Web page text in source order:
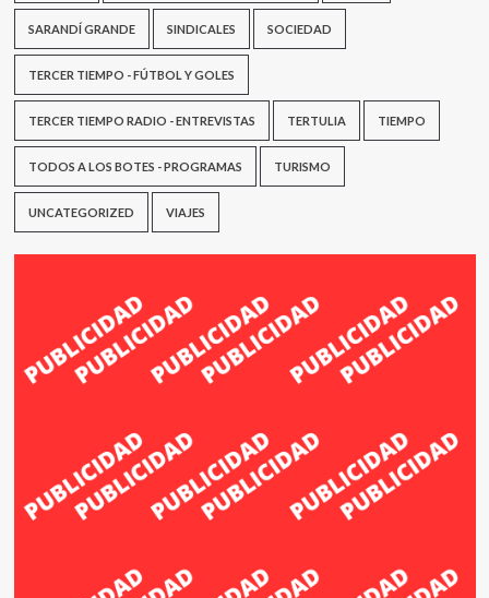
SARANDÍ GRANDE SINDICALES SOCIEDAD
TERCER TIEMPO - FÚTBOL Y GOLES
TERCER TIEMPO RADIO - ENTREVISTAS TERTULIA TIEMPO
TODOS A LOS BOTES - PROGRAMAS TURISMO
UNCATEGORIZED VIAJES